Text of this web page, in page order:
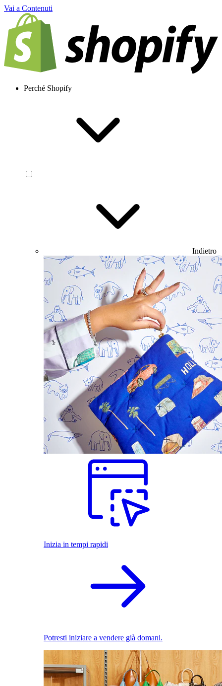
Vai a Contenuti
Perché Shopify
Indietro
Inizia in tempi rapidi
Potresti iniziare a vendere già domani.